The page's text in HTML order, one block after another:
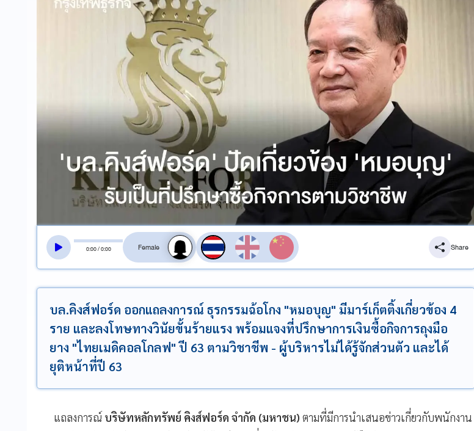
0:00/0:00
สลับเสียงอ่าน
Share
บล.คิงส์ฟอร์ด ออกแถลงการณ์ ธุรกรรมฉ้อโกง "หมอบุญ" มีมาร์เก็ตติ้งเกี่ยวข้อง 4
ราย และลงโทษทางวินัยขั้นร้ายแรง พร้อมแจงที่ปรึกษาการเงินซื้อกิจการถุงมือ
ยาง "ไทยเมดิคอลโกลฟ" ปี 63 ตามวิชาชีพ - ผู้บริหารไม่ได้รู้จักส่วนตัว และได้
ยุติหน้าที่ปี 63
แถลงการณ์ บริษัทหลักทรัพย์ คิงส์ฟอร์ด จำกัด (มหาชน) ตามที่มีการนำเสนอข่าวเกี่ยวกับพนักงาน